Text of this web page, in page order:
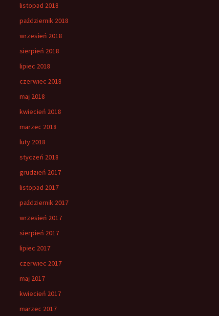
listopad 2018
październik 2018
wrzesień 2018
sierpień 2018
lipiec 2018
czerwiec 2018
maj 2018
kwiecień 2018
marzec 2018
luty 2018
styczeń 2018
grudzień 2017
listopad 2017
październik 2017
wrzesień 2017
sierpień 2017
lipiec 2017
czerwiec 2017
maj 2017
kwiecień 2017
marzec 2017